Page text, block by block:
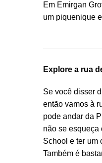
Em Emirgan
um piquenique
Explore a rua
Se você disser
então vamos à
pode andar da
não se esqueça
School e ter um
Também é